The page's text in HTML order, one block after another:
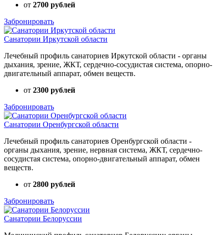
от 2700 рублей
Забронировать
Санатории Иркутской области
Лечебный профиль санаториев Иркутской области - органы
дыхания, зрение, ЖКТ, сердечно-сосудистая система, опорно-
двигательный аппарат, обмен веществ.
от 2300 рублей
Забронировать
Санатории Оренбургской области
Лечебный профиль санаториев Оренбургской области -
органы дыхания, зрение, нервная система, ЖКТ, сердечно-
сосудистая система, опорно-двигательный аппарат, обмен
веществ.
от 2800 рублей
Забронировать
Санатории Белоруссии